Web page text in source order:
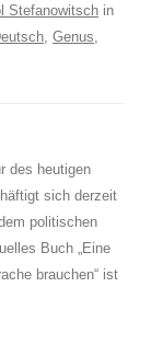
Stefanowitsch in
Genus
des heutigen
sich derzeit
politischen
Buch „Eine
brauchen“ ist